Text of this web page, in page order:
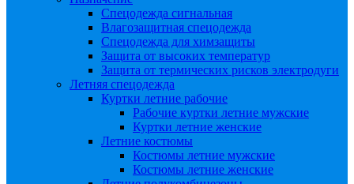
Спецодежда сигнальная
Влагозащитная спецодежда
Спецодежда для химзащиты
Защита от высоких температур
Защита от термических рисков электродуги
Летняя спецодежда
Куртки летние рабочие
Рабочие куртки летние мужские
Куртки летние женские
Летние костюмы
Костюмы летние мужские
Костюмы летние женские